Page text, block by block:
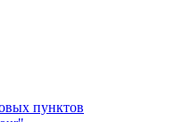
пунктов